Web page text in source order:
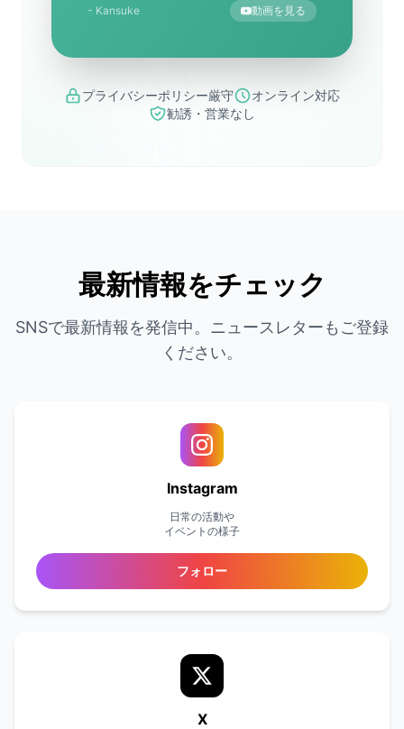
- Kansuke 動画を見る
プライバシーポリシー厳守
オンライン対応
勧誘・営業なし
最新情報をチェック
SNSで最新情報を発信中。ニュースレターもご登録
ください。
Instagram
日常の活動や
イベントの様子
フォロー
X